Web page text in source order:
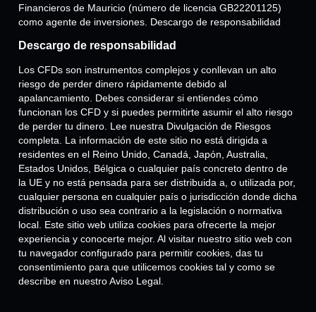
Financieros de Mauricio (número de licencia GB22201125)
como agente de inversiones. Descargo de responsabilidad
Descargo de responsabilidad
Los CFDs son instrumentos complejos y conllevan un alto
riesgo de perder dinero rápidamente debido al
apalancamiento. Debes considerar si entiendes cómo
funcionan los CFD y si puedes permitirte asumir el alto riesgo
de perder tu dinero. Lee nuestra Divulgación de Riesgos
completa. La información de este sitio no está dirigida a
residentes en el Reino Unido, Canadá, Japón, Australia,
Estados Unidos, Bélgica o cualquier país concreto dentro de
la UE y no está pensada para ser distribuida a, o utilizada por,
cualquier persona en cualquier país o jurisdicción donde dicha
distribución o uso sea contrario a la legislación o normativa
local. Este sitio web utiliza cookies para ofrecerte la mejor
experiencia y conocerte mejor. Al visitar nuestro sitio web con
tu navegador configurado para permitir cookies, das tu
consentimiento para que utilicemos cookies tal y como se
describe en nuestro Aviso Legal.